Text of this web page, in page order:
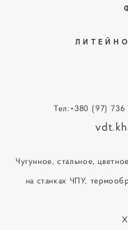
Тел:+380 (97) 736
Чугунное, стальное,
на станках ЧПУ,